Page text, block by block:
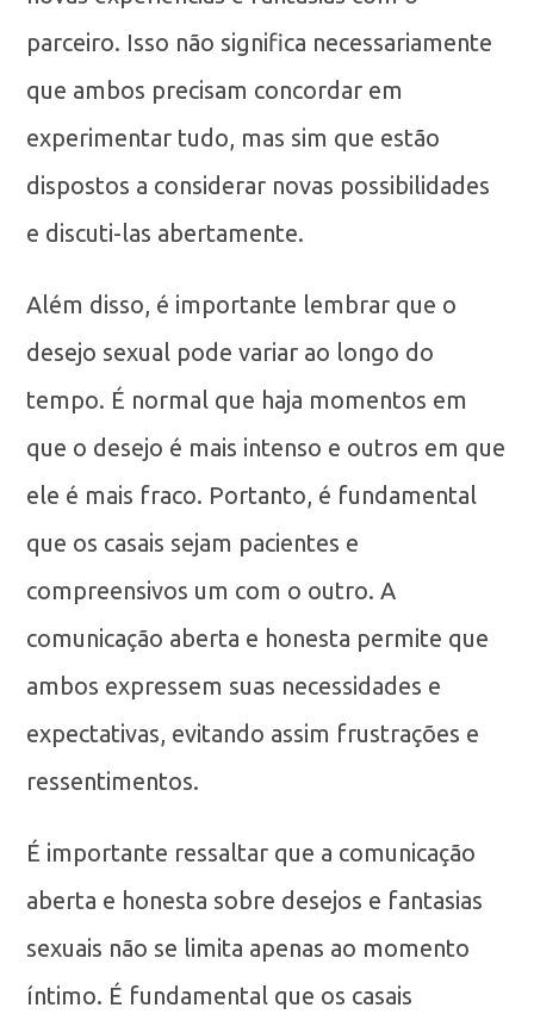
parceiro. Isso não significa necessariamente
que ambos precisam concordar em
experimentar tudo, mas sim que estão
dispostos a considerar novas possibilidades
e discuti-las abertamente.
Além disso, é importante lembrar que o
desejo sexual pode variar ao longo do
tempo. É normal que haja momentos em
que o desejo é mais intenso e outros em que
ele é mais fraco. Portanto, é fundamental
que os casais sejam pacientes e
compreensivos um com o outro. A
comunicação aberta e honesta permite que
ambos expressem suas necessidades e
expectativas, evitando assim frustrações e
ressentimentos.
É importante ressaltar que a comunicação
aberta e honesta sobre desejos e fantasias
sexuais não se limita apenas ao momento
íntimo. É fundamental que os casais